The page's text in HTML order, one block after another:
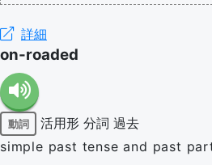
詳細
on-roaded
動詞 活用形 分詞 過去
simple past tense and past